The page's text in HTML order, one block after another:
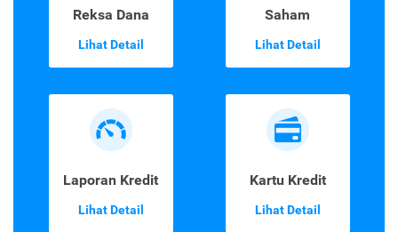
Reksa Dana
Lihat Detail
Saham
Lihat Detail
Laporan Kredit
Lihat Detail
Kartu Kredit
Lihat Detail